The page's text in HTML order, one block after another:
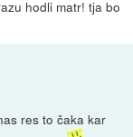
hodli matr! tja bo
res to čaka kar